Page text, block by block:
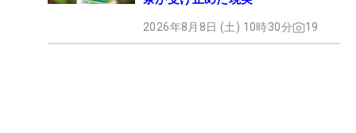
2026年8月8日 (土) 10時30分 19